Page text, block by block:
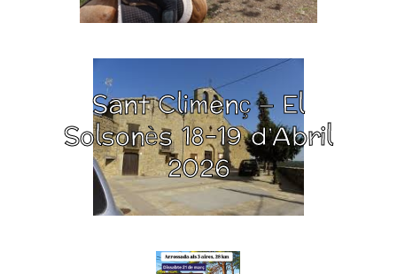
Sant Climenç – El
Solsonès 18-19 d’Abril
2026